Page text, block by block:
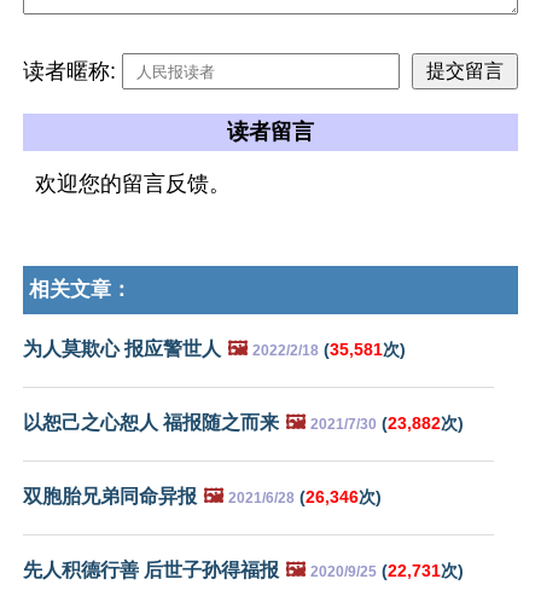
读者暱称:
读者留言
欢迎您的留言反馈。
相关文章：
为人莫欺心 报应警世人 🖼️ 2022/2/18 (35,581次)
以恕己之心恕人 福报随之而来 🖼️ 2021/7/30 (23,882次)
双胞胎兄弟同命异报 🖼️ 2021/6/28 (26,346次)
先人积德行善 后世子孙得福报 🖼️ 2020/9/25 (22,731次)